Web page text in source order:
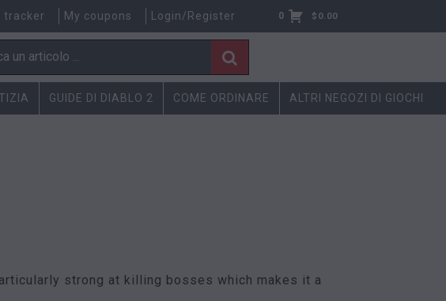
tracker My coupons Login/Register 0 $ 0.00
GUIDE DI DIABLO 2 COME ORDINARE ALTRI NEGOZI DI GIOCHI
strong at killing bosses which makes it a